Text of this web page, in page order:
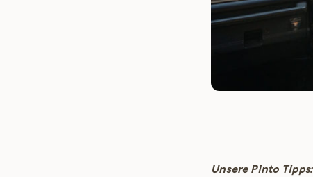
Unsere Pinto Tipps: